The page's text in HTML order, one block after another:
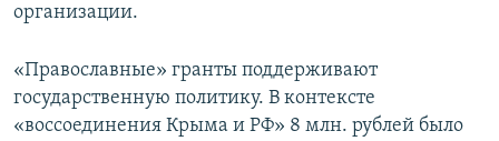
организации.
«Православные» гранты поддерживают
государственную политику. В контексте
«воссоединения Крыма и РФ» 8 млн. рублей было